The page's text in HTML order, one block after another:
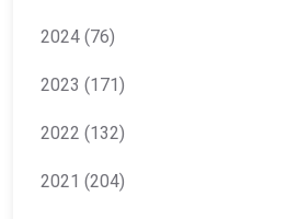
2024 (76)
2023 (171)
2022 (132)
2021 (204)